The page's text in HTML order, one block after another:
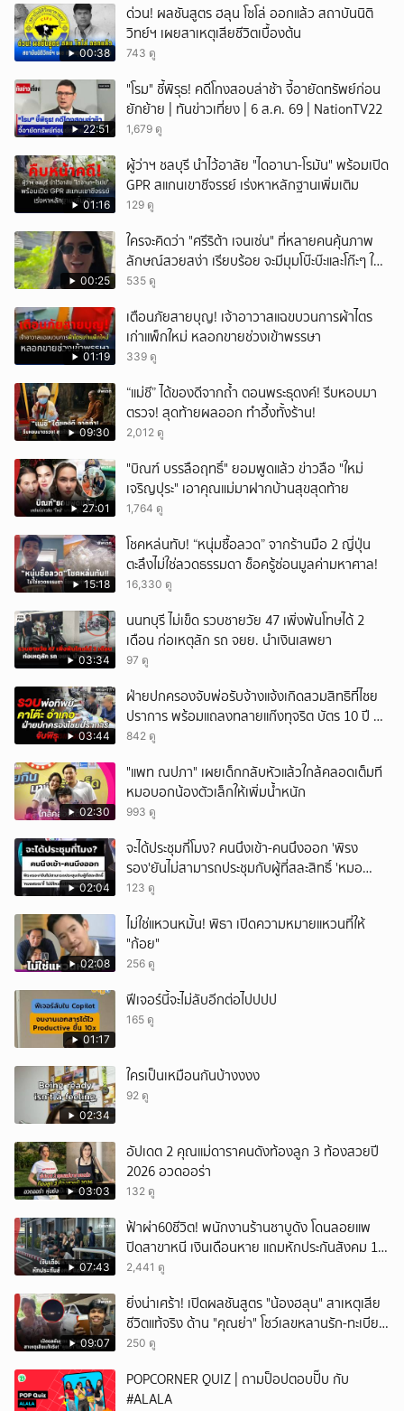
00:38
ด่วน! ผลชันสูตร ฮลุน โซโล่ ออกแล้ว สถาบันนิติ
วิทย์ฯ เผยสาเหตุเสียชีวิตเบื้องต้น
743 ดู
22:51
"โรม" ชี้พิรุธ! คดีโกงสอบล่าช้า จี้อายัดทรัพย์ก่อน
ยักย้าย | ทันข่าวเที่ยง | 6 ส.ค. 69 | NationTV22
1,679 ดู
01:16
ผู้ว่าฯ ชลบุรี นำไว้อาลัย "ไดอานา-โรมัน" พร้อมเปิด
GPR สแกนเขาชีจรรย์ เร่งหาหลักฐานเพิ่มเติม
129 ดู
00:25
ใครจะคิดว่า "ศรีริต้า เจนเซ่น" ที่หลายคนคุ้นภาพ
ลักษณ์สวยสง่า เรียบร้อย จะมีมุมโบ๊ะบ๊ะและโก๊ะๆ ให้
ได้อมยิ้มเหมือนกัน งานนี้ทำเอาแฟนๆ ทั้งเอ็นดูทั้ง
535 ดู
01:19
เตือนภัยสายบุญ! เจ้าอาวาสแฉขบวนการผ้าไตร
เก่าแพ็กใหม่ หลอกขายช่วงเข้าพรรษา
339 ดู
09:30
“แม่ชี” ได้ของดีจากถ้ำ ตอนพระธุดงค์! รีบหอบมา
ตรวจ! สุดท้ายผลออก ทำอึ้งทั้งร้าน!
2,012 ดู
27:01
"บิณฑ์ บรรลือฤทธิ์" ยอมพูดแล้ว ข่าวลือ "ใหม่
เจริญปุระ" เอาคุณแม่มาฝากบ้านสุขสุดท้าย
1,764 ดู
15:18
โชคหล่นทับ! “หนุ่มซื้อลวด” จากร้านมือ 2 ญี่ปุ่น
ตะลึงไม่ใช่ลวดธรรมดา ช็อครู้ซ่อนมูลค่ามหาศาล!
16,330 ดู
03:34
นนทบุรี ไม่เข็ด รวบชายวัย 47 เพิ่งพ้นโทษได้ 2
เดือน ก่อเหตุลัก รถ จยย. นำเงินเสพยา
97 ดู
03:44
ฝ่ายปกครองจับพ่อรับจ้างแจ้งเกิดสวมสิทธิที่ไชย
ปราการ พร้อมแถลงทลายแก๊งทุจริต บัตร 10 ปี ที่
แม่สอด
842 ดู
02:30
"แพท ณปภา" เผยเด็กกลับหัวแล้วใกล้คลอดเต็มที
หมอบอกน้องตัวเล็กให้เพิ่มน้ำหนัก
993 ดู
02:04
จะได้ประชุมกี่โมง? คนนึงเข้า-คนนึงออก 'พิรง
รอง'ยันไม่สามารถประชุมกับผู้ที่สละสิทธิ์ 'หมอ
สรณ'ชี้ ไม่มีใครสั่งให้ผมหยุดปฏิบัติหน้าที่
123 ดู
02:08
ไม่ใช่แหวนหมั้น! พิธา เปิดความหมายแหวนที่ให้
"ก้อย"
256 ดู
01:17
ฟีเจอร์นี้จะไม่ลับอีกต่อไปปปป
165 ดู
02:34
ใครเป็นเหมือนกันบ้างงงง
92 ดู
03:03
อัปเดต 2 คุณแม่ดาราคนดังท้องลูก 3 ท้องสวยปี
2026 อวดออร่า
132 ดู
07:43
ฟ้าผ่า60ชีวิต! พนักงานร้านชาบูดัง โดนลอยแพ
ปิดสาขาหนี เงินเดือนหาย แถมหักประกันสังคม 11
เดือนแต่ไม่ส่ง?
2,441 ดู
09:07
ยิ่งน่าเศร้า! เปิดผลชันสูตร "น้องฮลุน" สาเหตุเสีย
ชีวิตแท้จริง ด้าน "คุณย่า" โชว์เลขหลานรัก-ทะเบียน
รถเคลื่อนร่าง!
250 ดู
POPCORNER QUIZ | ถามป็อปตอบปั๊บ กับ
#ALALA